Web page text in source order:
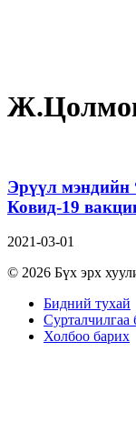
Эрүүл мэндийн
Ковид-19
2021-03-01
© 2026 Бүх эрх
Бидний тухай
Сурталчилгаа
Холбоо барих